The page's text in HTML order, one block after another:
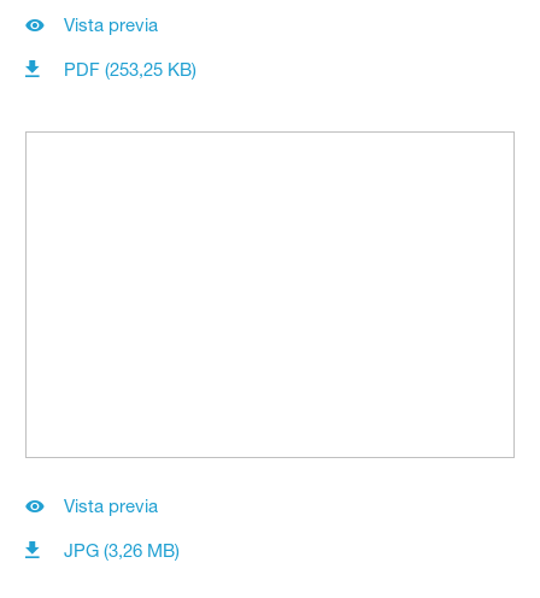
Vista previa
PDF (253,25 KB)
Vista previa
JPG (3,26 MB)